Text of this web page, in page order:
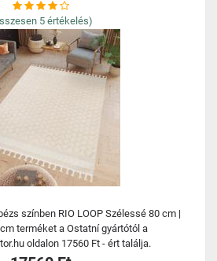
5 értékelés)
színben RIO LOOP Szélessé 80 cm |
terméket a Ostatní gyártótól a
oldalon 17560 Ft - ért találja.